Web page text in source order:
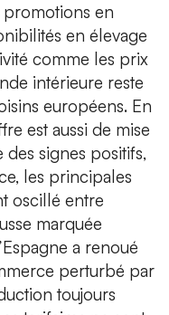
promotions en
en élevage
comme les prix
intérieure reste
européens. En
est aussi de mise
signes positifs,
les principales
oscillé entre
marquée
a renoué
perturbé par
toujours